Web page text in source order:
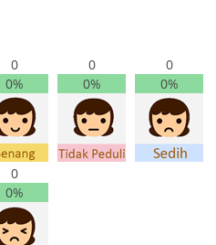
0
0%
0
0%
0
0%
0
0%